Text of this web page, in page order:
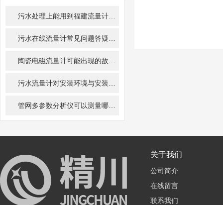
关于我们
公司简介
在线留言
联系我们